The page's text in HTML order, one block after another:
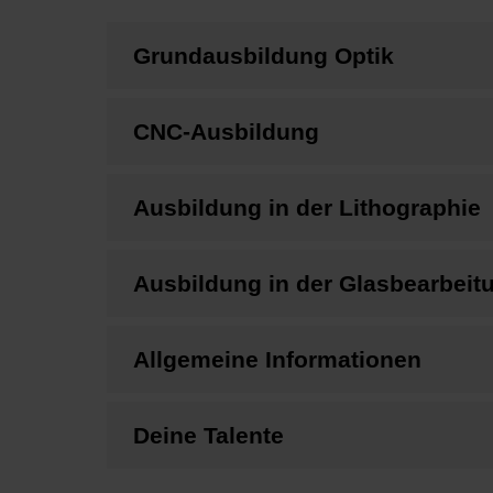
Grundausbildung Optik
CNC-Ausbildung
Ausbildung in der Lithographie
Ausbildung in der
Allgemeine Informationen
Deine Talente